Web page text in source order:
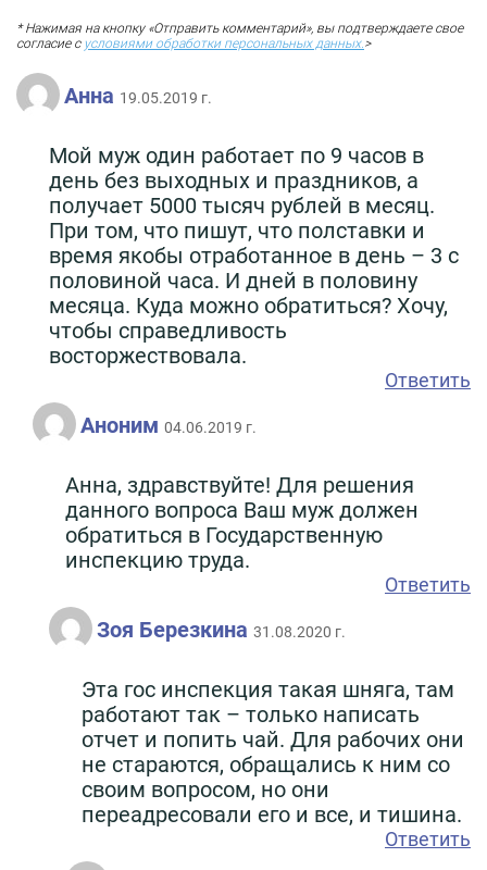
* Нажимая на кнопку «Отправить комментарий», вы подтверждаете свое
согласие с условиями обработки персональных данных.>
Анна 19.05.2019 г.
Мой муж один работает по 9 часов в
день без выходных и праздников, а
получает 5000 тысяч рублей в месяц.
При том, что пишут, что полставки и
время якобы отработанное в день – 3 с
половиной часа. И дней в половину
месяца. Куда можно обратиться? Хочу,
чтобы справедливость
восторжествовала.
Ответить
Аноним 04.06.2019 г.
Анна, здравствуйте! Для решения
данного вопроса Ваш муж должен
обратиться в Государственную
инспекцию труда.
Ответить
Зоя Березкина 31.08.2020 г.
Эта гос инспекция такая шняга, там
работают так – только написать
отчет и попить чай. Для рабочих они
не стараются, обращались к ним со
своим вопросом, но они
переадресовали его и все, и тишина.
Ответить